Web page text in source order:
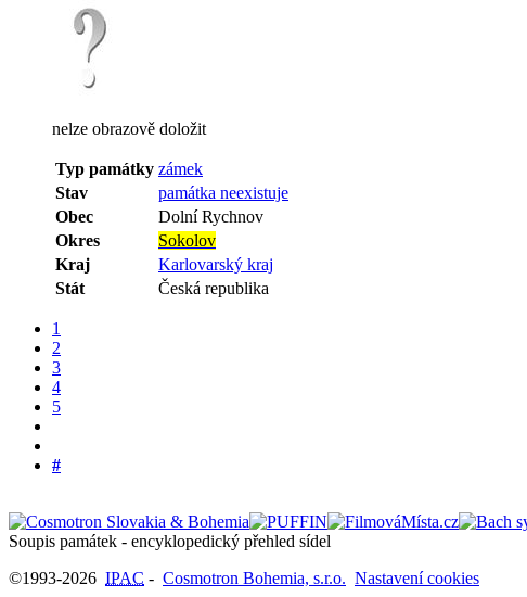
nelze obrazově doložit
Typ památky zámek
Stav
památka neexistuje
Obec
Dolní Rychnov
Okres
Sokolov
Kraj
Karlovarský kraj
Stát
Česká republika
1
2
3
4
5
#
Soupis památek - encyklopedický přehled sídel
©1993-2026 IPAC - Cosmotron Bohemia, s.r.o. Nastavení cookies